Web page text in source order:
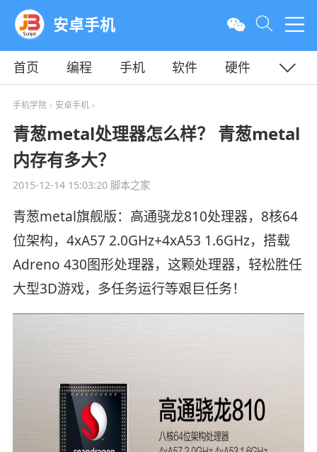
安卓手机
首页 编程 手机 软件
硬件
教程
平面
手机学院> 安卓手机>
青葱metal处理器怎么样？ 青葱metal
内存有多大？
2015-12-14 15:03:20脚本之家
青葱metal旗舰版：高通骁龙810处理器，8核64
位架构，4xA57 2.0GHz+4xA53 1.6GHz，搭载
Adreno 430图形处理器，这颗处理器，轻松胜任
大型3D游戏，多任务运行等艰巨任务！